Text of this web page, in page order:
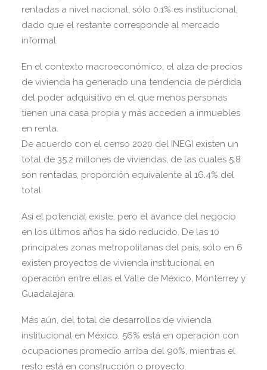
rentadas a nivel nacional, sólo 0.1% es institucional,
dado que el restante corresponde al mercado
informal.
En el contexto macroeconómico, el alza de precios
de vivienda ha generado una tendencia de pérdida
del poder adquisitivo en el que menos personas
tienen una casa propia y más acceden a inmuebles
en renta.
De acuerdo con el censo 2020 del INEGI existen un
total de 35.2 millones de viviendas, de las cuales 5.8
son rentadas, proporción equivalente al 16.4% del
total.
Así el potencial existe, pero el avance del negocio
en los últimos años ha sido reducido. De las 10
principales zonas metropolitanas del país, sólo en 6
existen proyectos de vivienda institucional en
operación entre ellas el Valle de México, Monterrey y
Guadalajara.
Más aún, del total de desarrollos de vivienda
institucional en México, 56% está en operación con
ocupaciones promedio arriba del 90%, mientras el
resto está en construcción o proyecto.